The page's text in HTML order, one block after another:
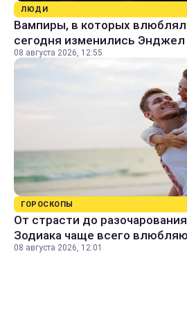
ЛЮДИ
Вампиры, в которых
сегодня изменились Энджел
08 августа 2026, 12:55
ГОРОСКОПЫ
От страсти до
Зодиака чаще всего
08 августа 2026, 12:01